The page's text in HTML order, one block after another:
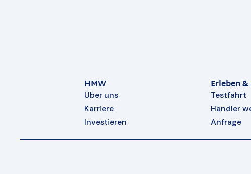
HMW
Über uns
Karriere
Investieren
Erleben
Testfahrt
Händler
Anfrage